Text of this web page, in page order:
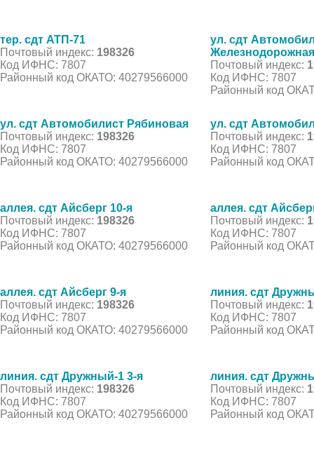
тер. сдт АТП-71
Почтовый индекс: 198326
Код ИФНС: 7807
Районный код ОКАТО: 40279566000
ул. сдт
Железнодорожная
Почтовый индекс:
Код ИФНС: 7807
Районный код
ул. сдт Автомобилист Рябиновая
Почтовый индекс: 198326
Код ИФНС: 7807
Районный код ОКАТО: 40279566000
ул. сдт
Почтовый индекс:
Код ИФНС: 7807
Районный код
аллея. сдт Айсберг 10-я
Почтовый индекс: 198326
Код ИФНС: 7807
Районный код ОКАТО: 40279566000
аллея. сдт
Почтовый индекс:
Код ИФНС: 7807
Районный код
аллея. сдт Айсберг 9-я
Почтовый индекс: 198326
Код ИФНС: 7807
Районный код ОКАТО: 40279566000
линия. сдт
Почтовый индекс:
Код ИФНС: 7807
Районный код
линия. сдт Дружный-1 3-я
Почтовый индекс: 198326
Код ИФНС: 7807
Районный код ОКАТО: 40279566000
линия. сдт
Почтовый индекс:
Код ИФНС: 7807
Районный код